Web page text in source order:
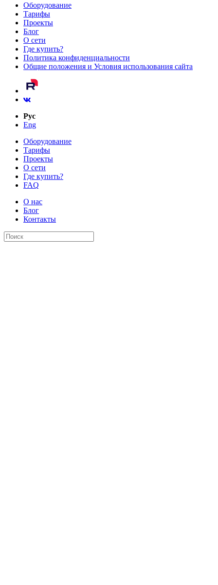
Оборудование
Тарифы
Проекты
Блог
О сети
Где купить?
Политика конфиденциальности
Общие положения и Условия использования сайта
Рус
Eng
Оборудование
Тарифы
Проекты
О сети
Где купить?
FAQ
О нас
Блог
Контакты